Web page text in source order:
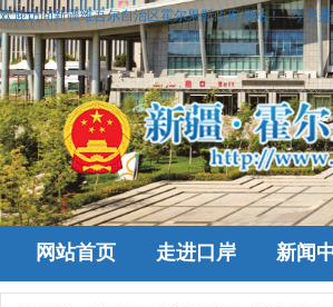
欢迎访问新疆维吾尔自治区霍尔果斯政府网站！ 今天
网站首页 走进口岸 新闻